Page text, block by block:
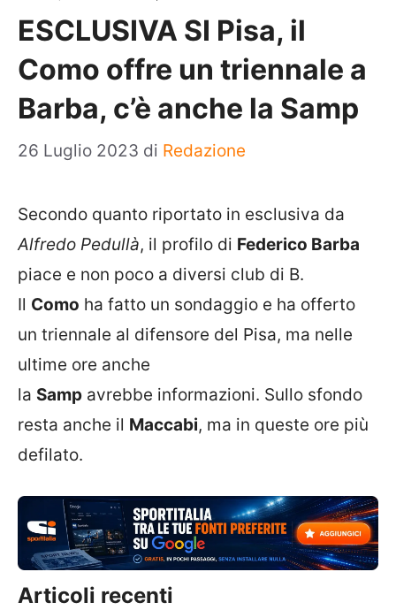
ESCLUSIVA SI Pisa, il
Como offre un triennale a
Barba, c’è anche la Samp
26 Luglio 2023 di Redazione
Secondo quanto riportato in esclusiva da
Alfredo Pedullà, il profilo di Federico Barba
piace e non poco a diversi club di B.
Il Como ha fatto un sondaggio e ha offerto
un triennale al difensore del Pisa, ma nelle
ultime ore anche
la Samp avrebbe informazioni. Sullo sfondo
resta anche il Maccabi, ma in queste ore più
defilato.
Articoli recenti